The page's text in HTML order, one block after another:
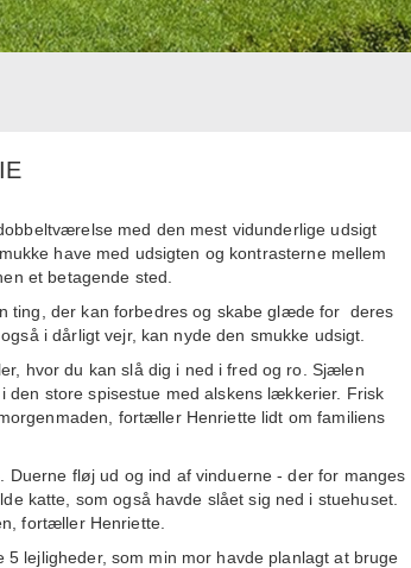
med den mest vidunderlige udsigt
have med udsigten og kontrasterne mellem
et betagende sted.
ting, der kan forbedres og skabe glæde for deres
i dårligt vejr, kan nyde den smukke udsigt.
hvor du kan slå dig i ned i fred og ro. Sjælen
den store spisestue med alskens lækkerier. Frisk
fortæller Henriette lidt om familiens
fløj ud og ind af vinduerne - der for manges
katte, som også havde slået sig ned i stuehuset.
fortæller Henriette.
lejligheder, som min mor havde planlagt at bruge